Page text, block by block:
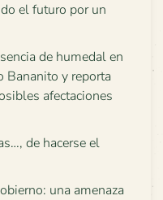
el futuro por un
de humedal en
Bananito y reporta
afectaciones
de hacerse el
una amenaza